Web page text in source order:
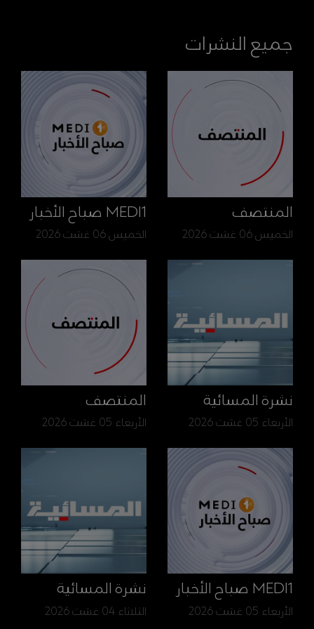
جميع النشرات
المنتصف
الخميس 06 غشت 2026
MEDI1 صباح الأخبار
الخميس 06 غشت 2026
نشرة المسائية
الأربعاء 05 غشت 2026
المنتصف
الأربعاء 05 غشت 2026
MEDI1 صباح الأخبار
الأربعاء 05 غشت 2026
نشرة المسائية
الثلاثاء 04 غشت 2026